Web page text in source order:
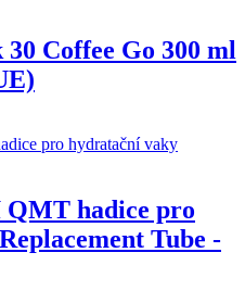
Coffee Go 300 ml
QMT hadice pro
Tube -